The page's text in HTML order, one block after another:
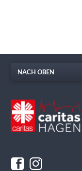
NACH OBEN